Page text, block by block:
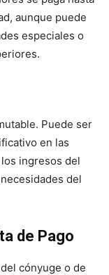
aunque puede
especiales o
Puede ser
en las
ingresos del
del
de Pago
cónyuge o de